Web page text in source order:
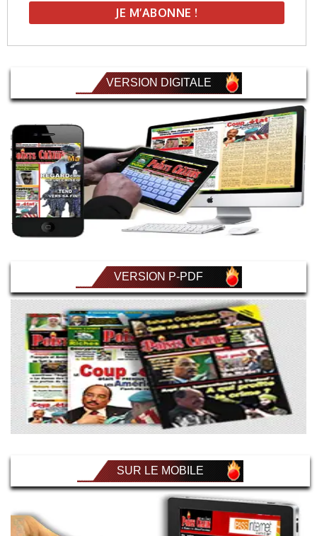
VERSION DIGITALE
VERSION P-PDF
SUR LE MOBILE